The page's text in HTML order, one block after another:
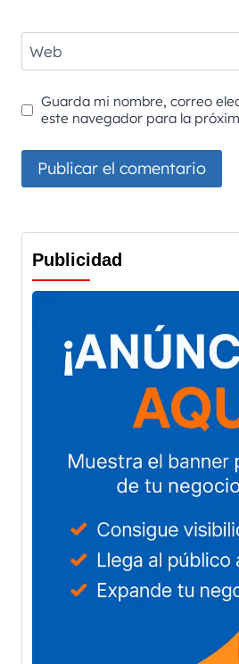
Web
Guarda mi nombre, correo
este navegador para la
Publicidad